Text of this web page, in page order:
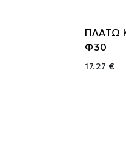
ΠΛΑΤΩ
Φ30
17.27 €